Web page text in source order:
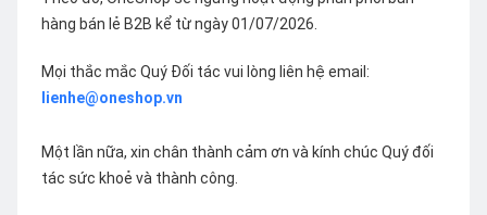
hàng bán lẻ B2B kể từ ngày 01/07/2026.
Mọi thắc mắc Quý Đối tác vui lòng liên hệ email:
lienhe@oneshop.vn
Một lần nữa, xin chân thành cảm ơn và kính chúc Quý đối
tác sức khoẻ và thành công.